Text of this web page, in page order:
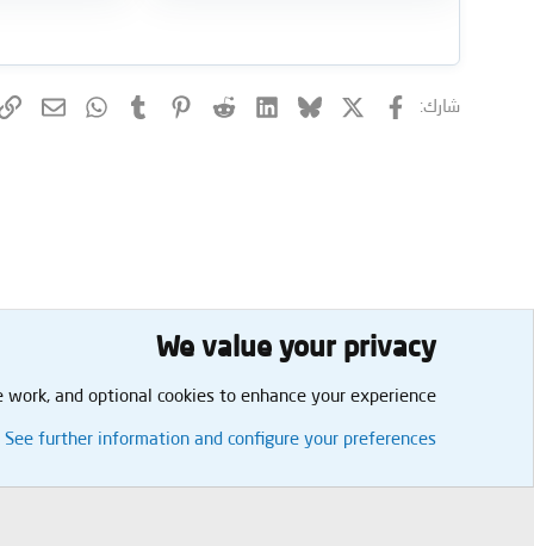
شارك: فيسبوك X (Twitter)
Bluesky
LinkedIn
Reddit
Pinterest
Tumblr
WhatsApp
الرئيسية المنتديات المعرفة والثقافة المنتدى العام
Cookies العربية
We value your privacy
and optional cookies to enhance your experience.
See further information and configure your preferences